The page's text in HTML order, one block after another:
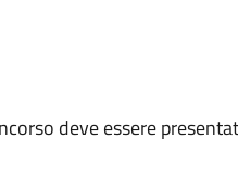
deve essere